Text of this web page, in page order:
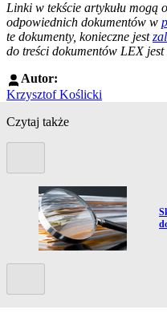
Linki w tekście artykułu mogą
odpowiednich dokumentów w
te dokumenty, konieczne jest
do treści dokumentów LEX
Autor:
Krzysztof Koślicki
Czytaj także